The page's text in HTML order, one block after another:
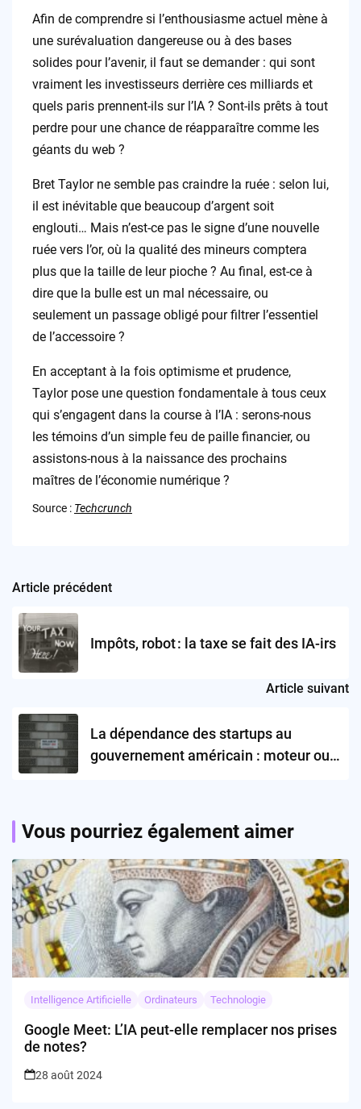
Afin de comprendre si l’enthousiasme actuel mène à
une surévaluation dangereuse ou à des bases
solides pour l’avenir, il faut se demander : qui sont
vraiment les investisseurs derrière ces milliards et
quels paris prennent-ils sur l’IA ? Sont-ils prêts à tout
perdre pour une chance de réapparaître comme les
géants du web ?
Bret Taylor ne semble pas craindre la ruée : selon lui,
il est inévitable que beaucoup d’argent soit
englouti… Mais n’est-ce pas le signe d’une nouvelle
ruée vers l’or, où la qualité des mineurs comptera
plus que la taille de leur pioche ? Au final, est-ce à
dire que la bulle est un mal nécessaire, ou
seulement un passage obligé pour filtrer l’essentiel
de l’accessoire ?
En acceptant à la fois optimisme et prudence,
Taylor pose une question fondamentale à tous ceux
qui s’engagent dans la course à l’IA : serons-nous
les témoins d’un simple feu de paille financier, ou
assistons-nous à la naissance des prochains
maîtres de l’économie numérique ?
Source : Techcrunch
Post
navigation
Article précédent
Impôts, robot : la taxe se fait des IA-irs
Article suivant
La dépendance des startups au
gouvernement américain : moteur ou
Vous pourriez également aimer
Intelligence Artificielle Ordinateurs Technologie
Google Meet: L’IA peut-elle remplacer nos prises
de notes?
28 août 2024